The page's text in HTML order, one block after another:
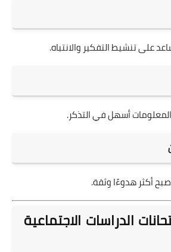
على تنشيط التفكير والانتباه.
أسهل في التذكر.
أكثر هدوءًا وثقة.
الدراسات الاجتماعية